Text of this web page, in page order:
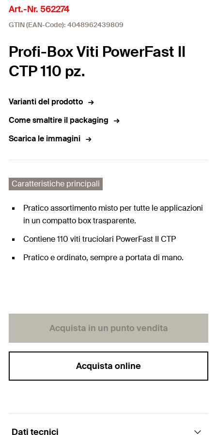
Art.-Nr. 562274
GTIN (EAN-Code): 4048962439809
Profi-Box Viti PowerFast II
CTP 110 pz.
Varianti del prodotto
Come smaltire il packaging
Scarica le immagini
Caratteristiche principali
Pratico assortimento misto per tutte le applicazioni
in un compatto box trasparente.
Contiene 110 viti truciolari PowerFast II CTP
Pratico e ordinato, sempre a portata di mano.
Acquista in un punto vendita
Acquista online
Dati tecnici